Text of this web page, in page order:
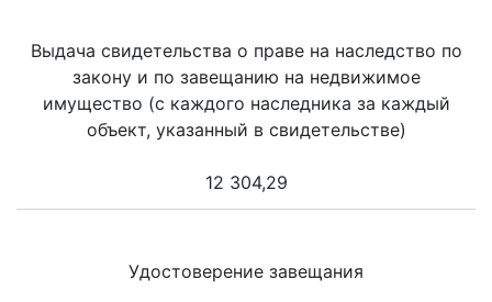
Выдача свидетельства о праве на наследство по
закону и по завещанию на недвижимое
имущество (с каждого наследника за каждый
объект, указанный в свидетельстве)
12 304,29
Удостоверение завещания